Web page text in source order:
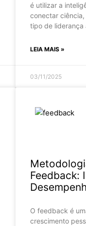
é utilizar a
conectar
tipo de liderança
LEIA MAIS »
03/11/2025
Feedback:
O feedback é
crescimento